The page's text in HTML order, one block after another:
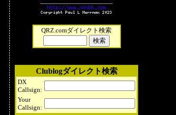
QRZ.comダイレクト検索
Clublogダイレクト検索
DX
Callsign:
Your
Callsign: